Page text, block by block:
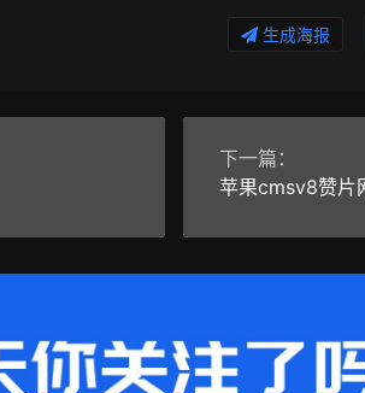
生成海报
下一篇：
苹果cmsv8赞片